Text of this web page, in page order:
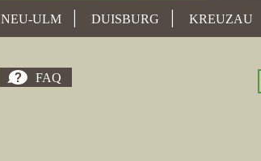
NEU-ULM DUISBURG KREUZAU
FAQ